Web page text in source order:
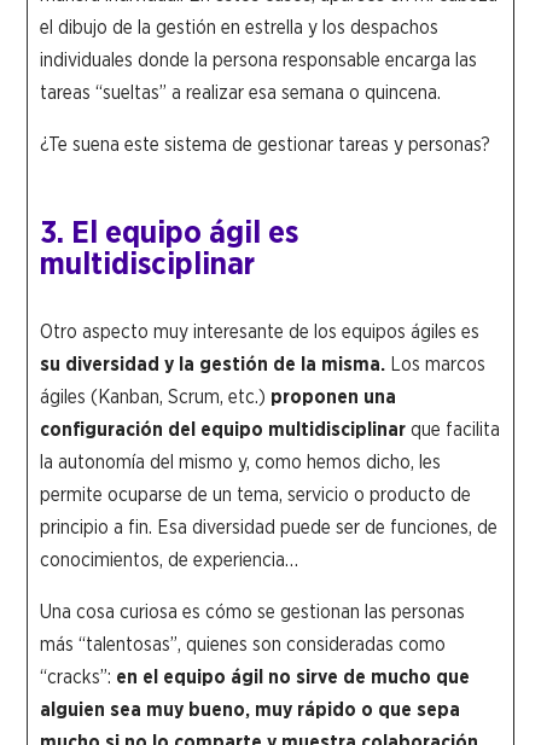
el dibujo de la gestión en estrella y los despachos
individuales donde la persona responsable encarga las
tareas “sueltas” a realizar esa semana o quincena.
¿Te suena este sistema de gestionar tareas y personas?
3. El equipo ágil es
multidisciplinar
Otro aspecto muy interesante de los equipos ágiles es
su diversidad y la gestión de la misma. Los marcos
ágiles (Kanban, Scrum, etc.) proponen una
configuración del equipo multidisciplinarque facilita
la autonomía del mismo y, como hemos dicho, les
permite ocuparse de un tema, servicio o producto de
principio a fin. Esa diversidad puede ser de funciones, de
conocimientos, de experiencia…
Una cosa curiosa es cómo se gestionan las personas
más “talentosas”, quienes son consideradas como
“cracks”: en el equipo ágil no sirve de mucho que
alguien sea muy bueno, muy rápido o que sepa